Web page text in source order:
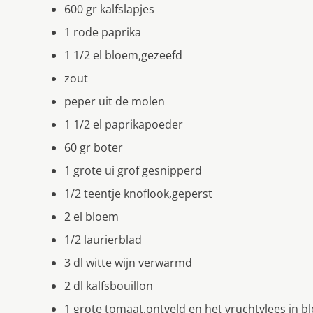
600 gr kalfslapjes
1 rode paprika
1 1/2 el bloem,gezeefd
zout
peper uit de molen
1 1/2 el paprikapoeder
60 gr boter
1 grote ui grof gesnipperd
1/2 teentje knoflook,geperst
2 el bloem
1/2 laurierblad
3 dl witte wijn verwarmd
2 dl kalfsbouillon
1 grote tomaat,ontveld en het vruchtvlees in